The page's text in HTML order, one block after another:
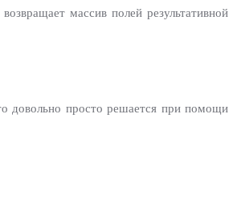
массив полей результативной
довольно просто решается при помощи